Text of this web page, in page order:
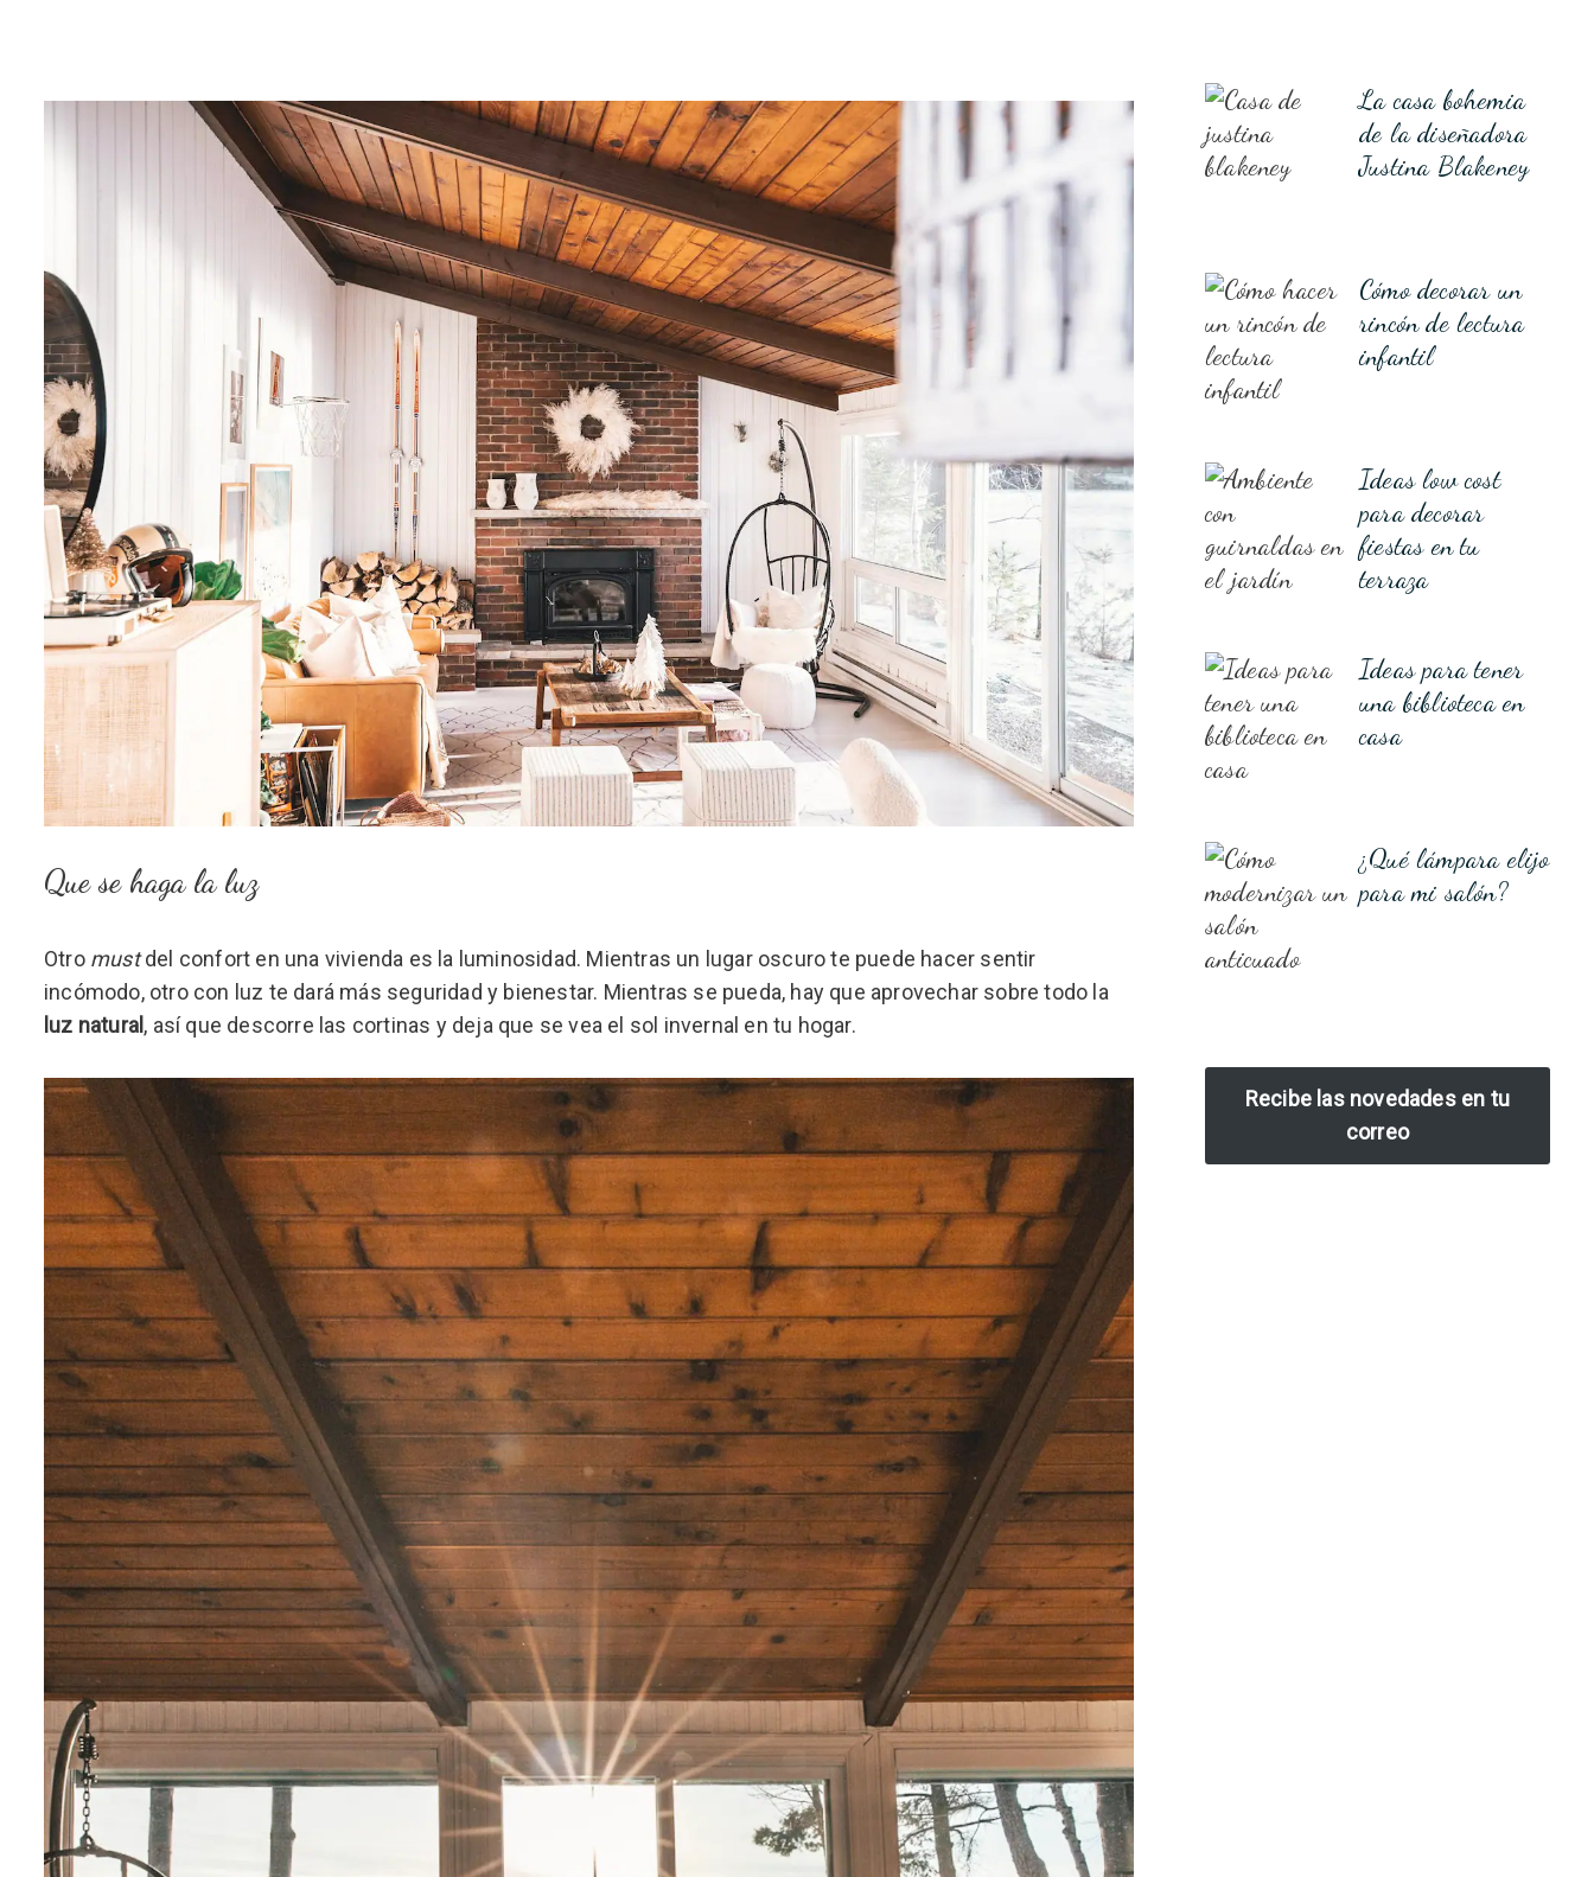
Que se haga la luz
Otro mustdel confort en una vivienda es la luminosidad. Mientras un lugar oscuro te puede hacer sentir
incómodo, otro con luz te dará más seguridad y bienestar. Mientras se pueda, hay que aprovechar sobre todo la
luz natural, así que descorre las cortinas y deja que se vea el sol invernal en tu hogar.
La casa bohemia
de la diseñadora
Justina Blakeney
Cómo decorar un
rincón de lectura
infantil
Ideas low cost
para decorar
fiestas en tu
terraza
Ideas para tener
una biblioteca en
casa
¿Qué lámpara elijo
para mi salón?
Recibe las novedades en tu
correo